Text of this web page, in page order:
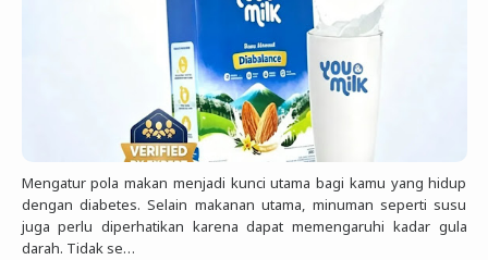
Mengatur pola makan menjadi kunci utama bagi kamu yang hidup
dengan diabetes. Selain makanan utama, minuman seperti susu
juga perlu diperhatikan karena dapat memengaruhi kadar gula
darah. Tidak se…